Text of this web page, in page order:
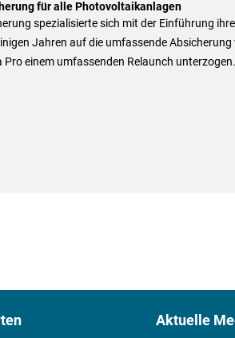
für alle Photovoltaikanlagen
spezialisierte sich mit der Einführung
Jahren auf die umfassende Absicherung
einem umfassenden Relaunch unterzogen.
Aktuelle